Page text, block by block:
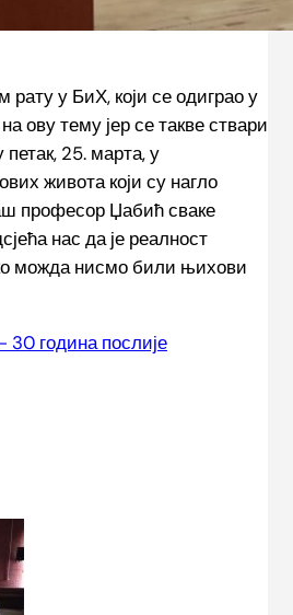
у БиХ, који се одиграо у
ову тему јер се такве ствари
25. марта, у
живота који су нагло
професор Џабић сваке
нас да је реалност
можда нисмо били њихови
30 година послије